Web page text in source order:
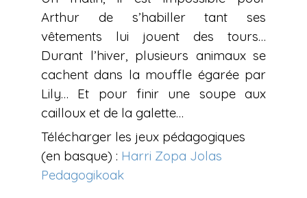
Arthur de s’habiller tant ses
vêtements lui jouent des tours…
Durant l’hiver, plusieurs animaux se
cachent dans la mouffle égarée par
Lily… Et pour finir une soupe aux
cailloux et de la galette…
Télécharger les jeux pédagogiques
(en basque) : Harri Zopa Jolas
Pedagogikoak